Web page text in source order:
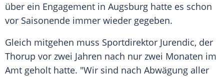
über ein Engagement in Augsburg hatte es schon
vor Saisonende immer wieder gegeben.
Gleich mitgehen muss Sportdirektor Jurendic, der
Thorup vor zwei Jahren nach nur zwei Monaten im
Amt geholt hatte. "Wir sind nach Abwägung aller